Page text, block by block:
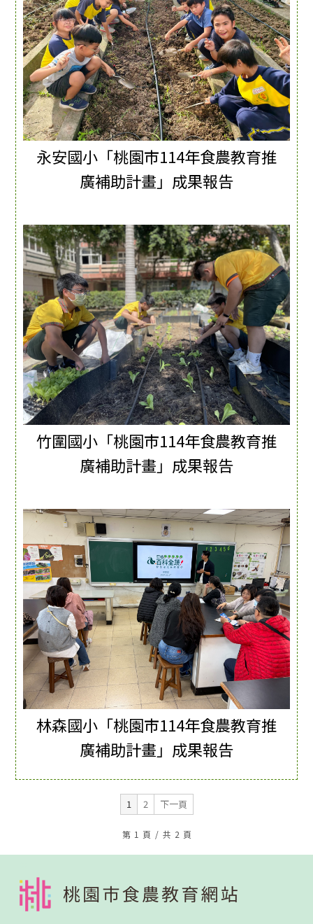
永安國小「桃園市114年食農教育推
廣補助計畫」成果報告
竹圍國小「桃園市114年食農教育推
廣補助計畫」成果報告
林森國小「桃園市114年食農教育推
廣補助計畫」成果報告
1 2 下一頁
第 1 頁 / 共 2 頁